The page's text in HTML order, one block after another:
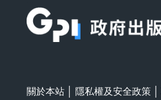
關於本站 隱私權及安全政策